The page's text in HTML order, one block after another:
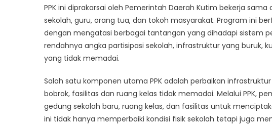
the
Program
Pendidikan
Kutim
PPK ini diprakarsai oleh Pemerintah Daerah Kutim bekerja
sekolah, guru, orang tua, dan tokoh masyarakat. Program ini
dengan mengatasi berbagai tantangan yang dihadapi sistem
rendahnya angka partisipasi sekolah, infrastruktur yang buruk,
yang tidak memadai.
Salah satu komponen utama PPK adalah perbaikan
bobrok, fasilitas dan ruang kelas tidak memadai. Melalui PPK,
gedung sekolah baru, ruang kelas, dan fasilitas untuk
ini tidak hanya memperbaiki kondisi fisik sekolah tetapi juga